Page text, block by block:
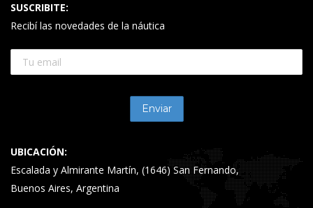
SUSCRIBITE:
Recibí las novedades de la náutica
UBICACIÓN:
Escalada y Almirante Martín, (1646) San Fernando,
Buenos Aires, Argentina